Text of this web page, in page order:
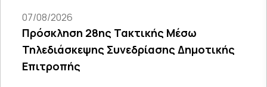
07/08/2026
Πρόσκληση 28ης Τακτικής Μέσω
Τηλεδιάσκεψης Συνεδρίασης Δημοτικής
Επιτροπής